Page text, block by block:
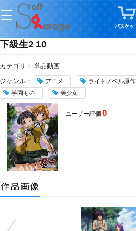
下級生2 10
カテゴリ： 単品動画
ジャンル：
アニメ ライトノベル原作
学園もの
美少女
ユーザー評価0